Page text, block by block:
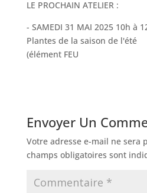
LE PROCHAIN ATELIER :
- SAMEDI 31 MAI 2025 10h à
Plantes de la saison de l'été
(élément FEU
Envoyer Un
Votre adresse e-mail ne sera
champs obligatoires sont